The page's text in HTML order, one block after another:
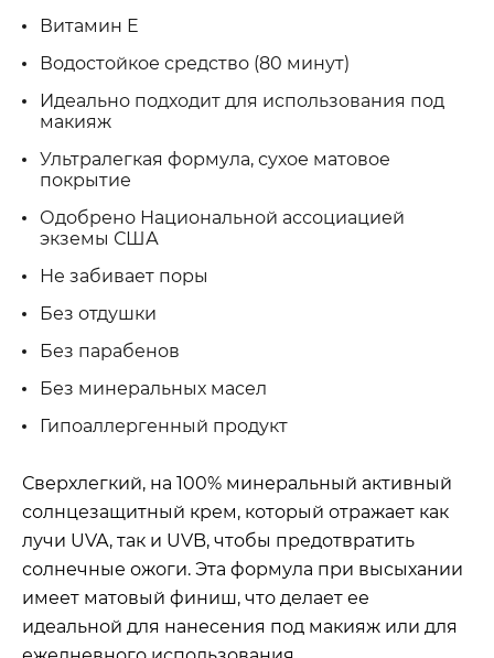
Витамин E
Водостойкое средство (80 минут)
Идеально подходит для использования под
макияж
Ультралегкая формула, сухое матовое
покрытие
Одобрено Национальной ассоциацией
экземы США
Не забивает поры
Без отдушки
Без парабенов
Без минеральных масел
Гипоаллергенный продукт
Сверхлегкий, на 100% минеральный активный
солнцезащитный крем, который отражает как
лучи UVA, так и UVB, чтобы предотвратить
солнечные ожоги. Эта формула при высыхании
имеет матовый финиш, что делает ее
идеальной для нанесения под макияж или для